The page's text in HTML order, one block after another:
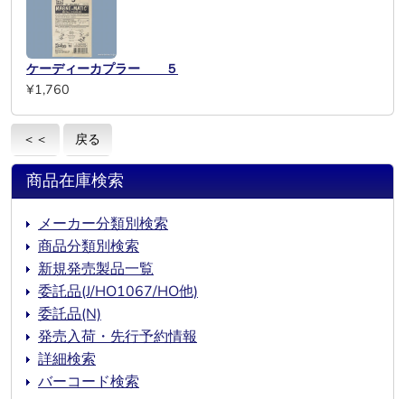
ケーディーカプラー ５
¥1,760
＜＜ 戻る
商品在庫検索
メーカー分類別検索
商品分類別検索
新規発売製品一覧
委託品(J/HO1067/HO他)
委託品(N)
発売入荷・先行予約情報
詳細検索
バーコード検索